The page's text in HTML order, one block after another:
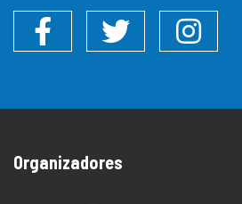
Twitter Instagram
Organizadores